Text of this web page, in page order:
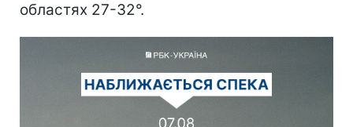
областях 27-32°.